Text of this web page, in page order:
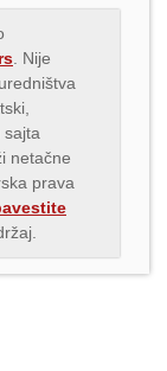
. Nije
sajta
netačne
prava